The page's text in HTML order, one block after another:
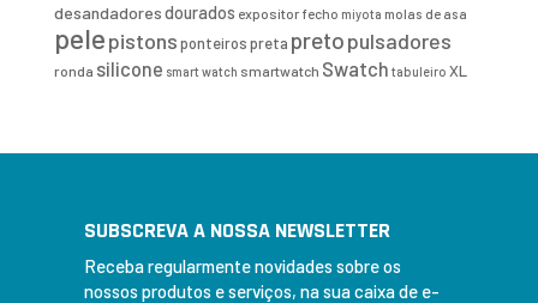
desandadoresdourados expositor fecho miyota molas de asa
pelepistonsponteirospreta pretopulsadores
ronda silicone smart watch smartwatch Swatch tabuleiro XL
SUBSCREVA A NOSSA NEWSLETTER
Receba regularmente novidades sobre os
nossos produtos e serviços, na sua caixa de e-